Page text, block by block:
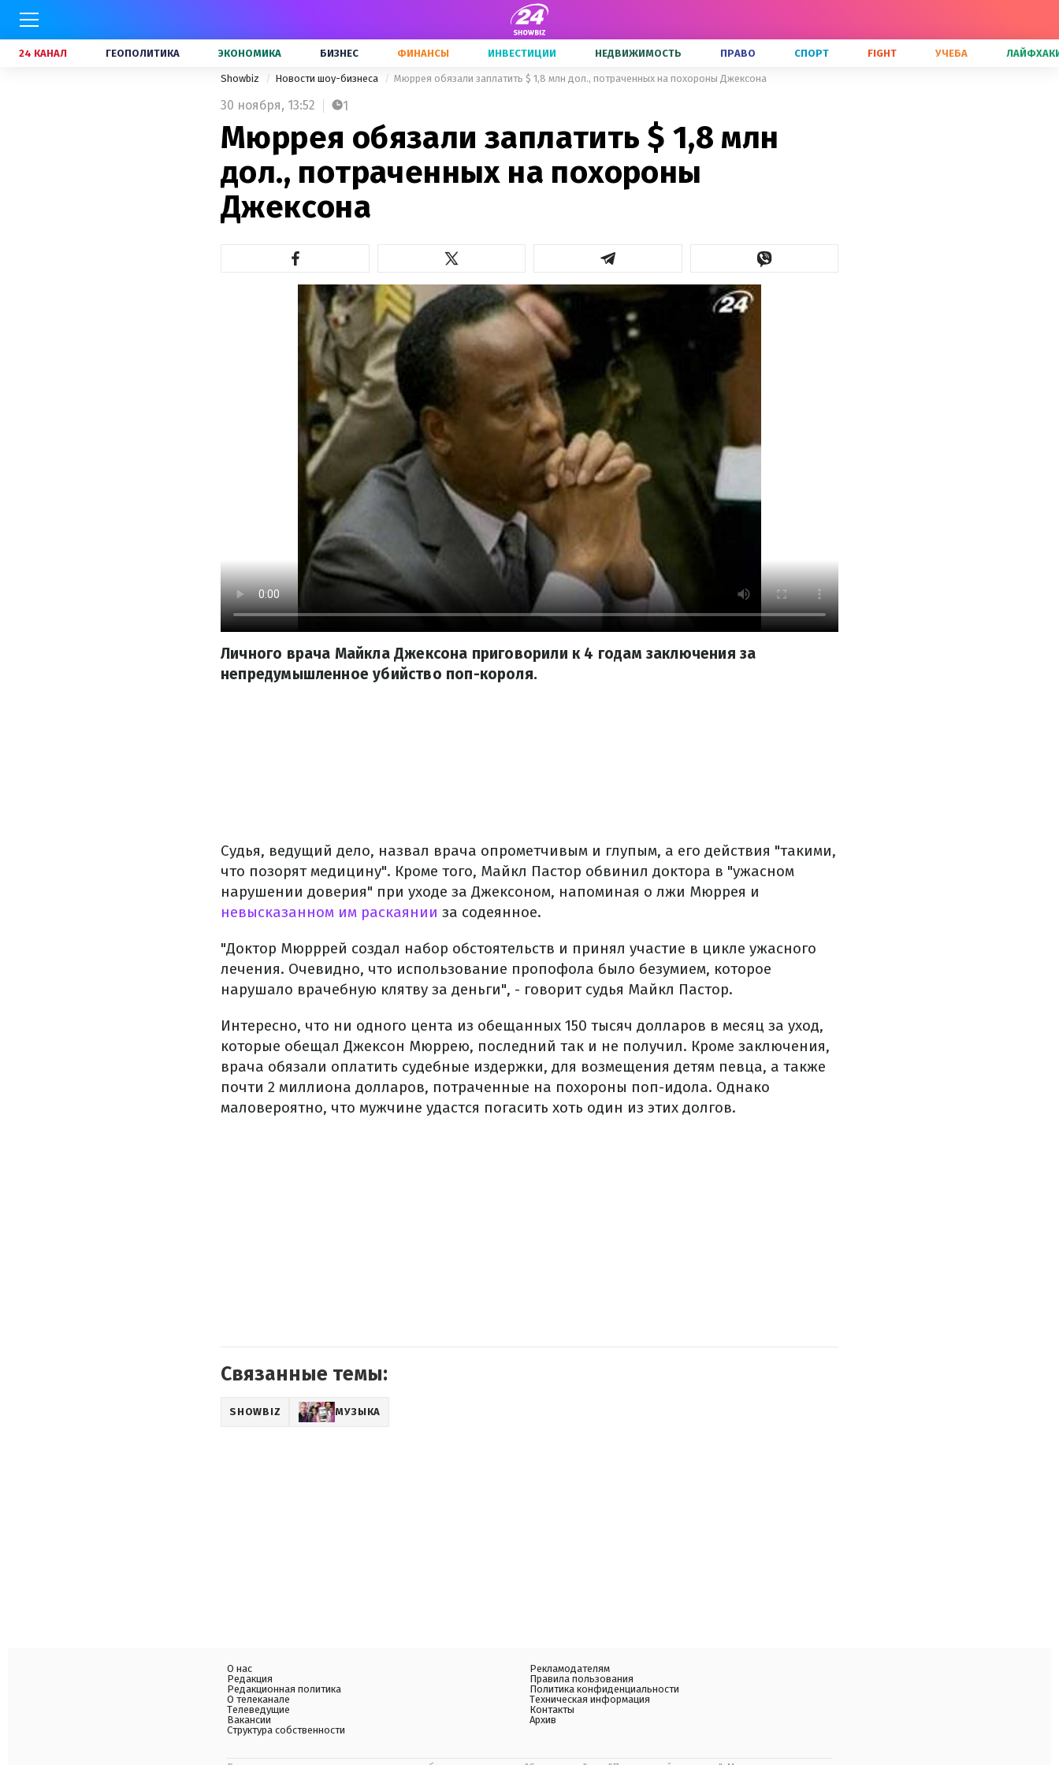
24 КАНАЛ ГЕОПОЛИТИКА ЭКОНОМИКА БИЗНЕС ФИНАНСЫ ИНВЕСТИЦИИ НЕДВИЖИМОСТЬ ПРАВО СПОРТ FIGHT УЧЕБА
Showbiz Новости шоу-бизнеса Мюррея обязали заплатить $ 1,8 млн дол., потраченных на похороны Джексона
30 ноября, 13:52 1
Мюррея обязали заплатить $ 1,8 млн
дол., потраченных на похороны
Джексона
Личного врача Майкла Джексона приговорили к 4 годам заключения за
непредумышленное убийство поп-короля.
Судья, ведущий дело, назвал врача опрометчивым и глупым, а его действия "такими,
что позорят медицину". Кроме того, Майкл Пастор обвинил доктора в "ужасном
нарушении доверия" при уходе за Джексоном, напоминая о лжи Мюррея и
невысказанном им раскаянии за содеянное.
"Доктор Мюрррей создал набор обстоятельств и принял участие в цикле ужасного
лечения. Очевидно, что использование пропофола было безумием, которое
нарушало врачебную клятву за деньги", - говорит судья Майкл Пастор.
Интересно, что ни одного цента из обещанных 150 тысяч долларов в месяц за уход,
которые обещал Джексон Мюррею, последний так и не получил. Кроме заключения,
врача обязали оплатить судебные издержки, для возмещения детям певца, а также
почти 2 миллиона долларов, потраченные на похороны поп-идола. Однако
маловероятно, что мужчине удастся погасить хоть один из этих долгов.
Связанные темы:
SHOWBIZ МУЗЫКА
О нас
Редакция
Редакционная политика
О телеканале
Телеведущие
Вакансии
Структура собственности
Рекламодателям
Правила пользования
Политика конфиденциальности
Техническая информация
Контакты
Архив